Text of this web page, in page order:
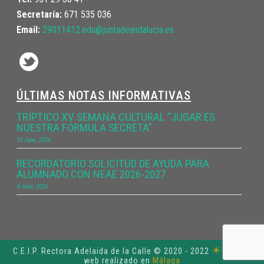
Secretaría: 671 535 036
Email: 29011412.edu@juntadeandalucia.es
ÚLTIMAS NOTAS INFORMATIVAS
TRÍPTICO XV SEMANA CULTURAL “JUGAR ES
NUESTRA FÓRMULA SECRETA”
15 June, 2026
RECORDATORIO SOLICITUD DE AYUDA PARA
ALUMNADO CON NEAE 2026-2027
4 June, 2026
C.E.I.P. Rectora Adelaida de la Calle © 2020 - 2022 ☀
web realizado en Málaga